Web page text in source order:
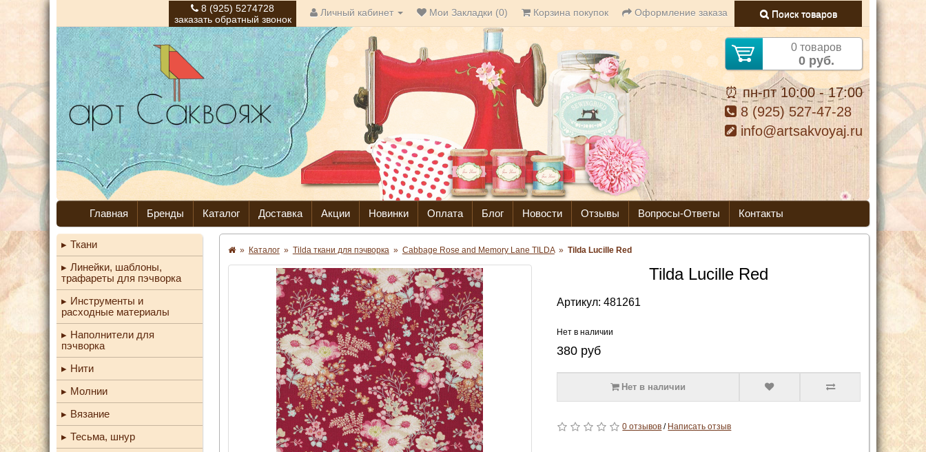
8 (925) 5274728
заказать обратный звонок
Личный кабинет Мои Закладки (0) Корзина покупок Оформление заказа Поиск товаров
0 товаров
0 руб.
⏰ пн-пт 10:00 - 17:00
8 (925) 527-47-28
info@artsakvoyaj.ru
Главная Бренды Каталог Доставка Акции Новинки Оплата Блог Новости Отзывы Вопросы-Ответы Контакты
Ткани
Линейки, шаблоны,
трафареты для пэчворка
Инструменты и
расходные материалы
Наполнители для
пэчворка
Нити
Молнии
Вязание
Тесьма, шнур
» Каталог » Tilda ткани для пэчворка » Cabbage Rose and Memory Lane TILDA » Tilda Lucille Red
Tilda Lucille Red
Артикул:481261
Нет в наличии
380 руб
Нет в наличии
0 отзывов / Написать отзыв